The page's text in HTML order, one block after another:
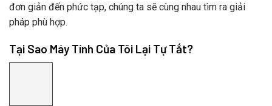
đơn giản đến phức tạp, chúng ta sẽ cùng nhau tìm ra giải
pháp phù hợp.
Tại Sao Máy Tính Của Tôi Lại Tự Tắt?